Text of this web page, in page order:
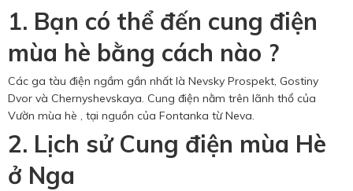
1. Bạn có thể đến cung điện
mùa hè bằng cách nào ?
Các ga tàu điện ngầm gần nhất là Nevsky Prospekt, Gostiny
Dvor và Chernyshevskaya. Cung điện nằm trên lãnh thổ của
Vườn mùa hè , tại nguồn của Fontanka từ Neva.
2. Lịch sử Cung điện mùa Hè
ở Nga